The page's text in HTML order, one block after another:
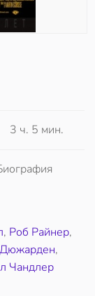
3 ч. 5 мин.
, Роб Райнер,
,
Чандлер